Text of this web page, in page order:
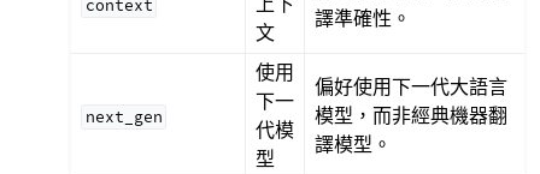
context
文
譯準確性。
next_gen
使用
下一
代模
型
偏好使用下一代大語言
模型，而非經典機器翻
譯模型。